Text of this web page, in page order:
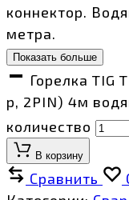
коннектор.
метра.
Показать больше
Горелка TIG
р, 2PIN) 4м
количество
В корзину
Сравнить